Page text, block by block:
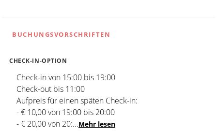
BUCHUNGSVORSCHRIFTEN
CHECK-IN-OPTION
Check-in von 15:00 bis 19:00
Check-out bis 11:00
Aufpreis für einen späten Check-in:
- € 10,00 von 19:00 bis 20:00
- € 20,00 von 20:...Mehr lesen